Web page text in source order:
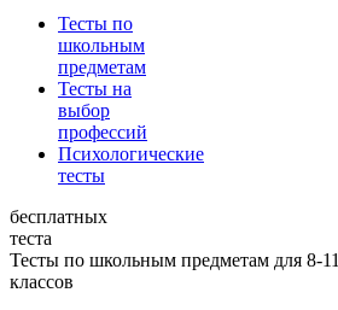
Тесты по
школьным
предметам
Тесты на
выбор
профессий
Психологические
тесты
бесплатных
теста
Тесты по школьным предметам для 8-11
классов